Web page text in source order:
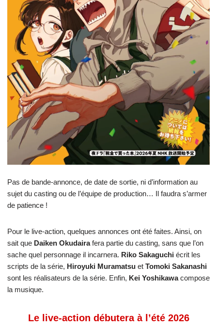
Pas de bande-annonce, de date de sortie, ni d’information au
sujet du casting ou de l’équipe de production… Il faudra s’armer
de patience !
Pour le live-action, quelques annonces ont été faites. Ainsi, on
sait que Daiken Okudairafera partie du casting, sans que l’on
sache quel personnage il incarnera. Riko Sakaguchi écrit les
scripts de la série, Hiroyuki Muramatsu et Tomoki Sakanashi
sont les réalisateurs de la série. Enfin, Kei Yoshikawacompose
la musique.
Le live-action débutera à l’été 2026